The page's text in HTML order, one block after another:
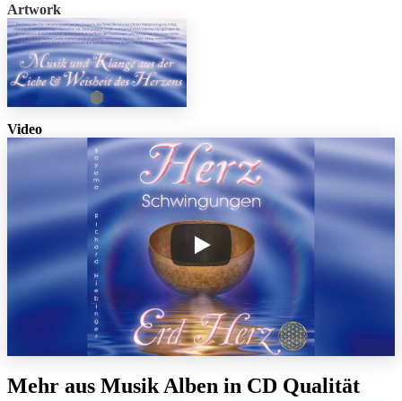
Artwork
Video
Mehr aus Musik Alben in CD Qualität